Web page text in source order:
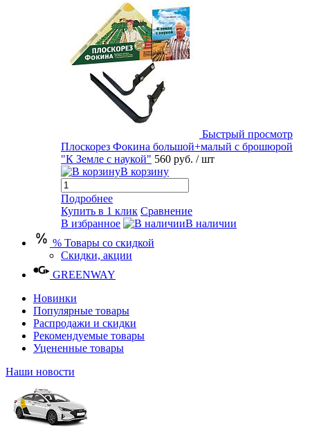
Быстрый просмотр
Плоскорез Фокина большой+малый с брошюрой
"К Земле с наукой" 560 руб. / шт
В корзину
Подробнее
Купить в 1 клик Сравнение
В избранное
В наличии
% Товары со скидкой
Скидки, акции
GREENWAY
Новинки
Популярные товары
Распродажи и скидки
Рекомендуемые товары
Уцененные товары
Наши новости